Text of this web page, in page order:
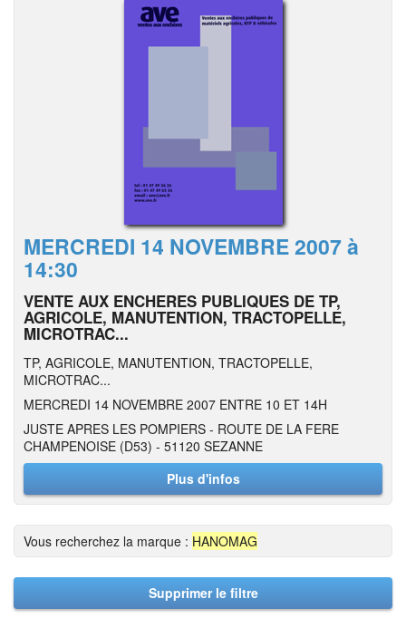
MERCREDI 14 NOVEMBRE 2007 à
14:30
VENTE AUX ENCHERES PUBLIQUES DE TP,
AGRICOLE, MANUTENTION, TRACTOPELLE,
MICROTRAC...
TP, AGRICOLE, MANUTENTION, TRACTOPELLE,
MICROTRAC...
MERCREDI 14 NOVEMBRE 2007 ENTRE 10 ET 14H
JUSTE APRES LES POMPIERS - ROUTE DE LA FERE
CHAMPENOISE (D53) - 51120 SEZANNE
Plus d'infos
Vous recherchez la marque : HANOMAG
Supprimer le filtre